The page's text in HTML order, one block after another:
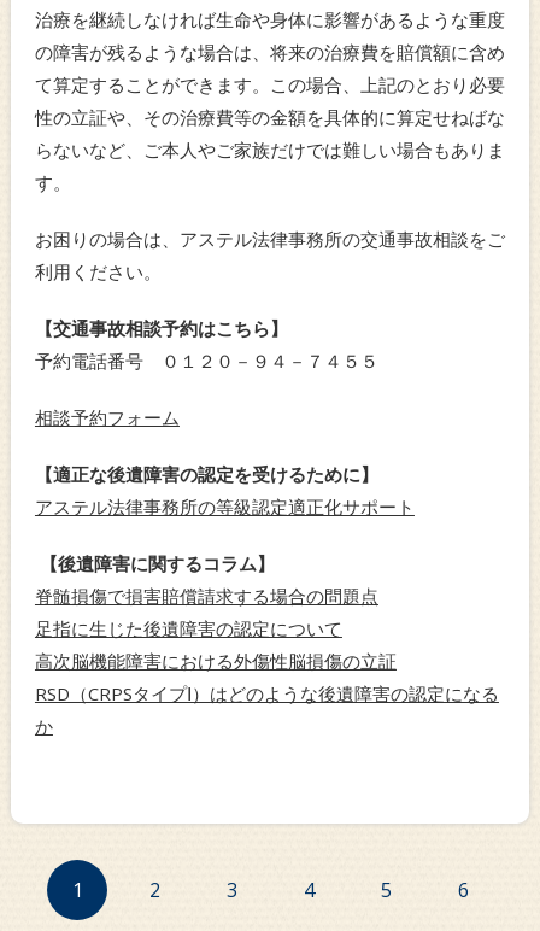
治療を継続しなければ生命や身体に影響があるような重度
の障害が残るような場合は、将来の治療費を賠償額に含め
て算定することができます。この場合、上記のとおり必要
性の立証や、その治療費等の金額を具体的に算定せねばな
らないなど、ご本人やご家族だけでは難しい場合もありま
す。
お困りの場合は、アステル法律事務所の交通事故相談をご
利用ください。
【交通事故相談予約はこちら】
予約電話番号 ０１２０－９４－７４５５
相談予約フォーム
【適正な後遺障害の認定を受けるために】
アステル法律事務所の等級認定適正化サポート
【後遺障害に関するコラム】
脊髄損傷で損害賠償請求する場合の問題点
足指に生じた後遺障害の認定について
高次脳機能障害における外傷性脳損傷の立証
RSD（CRPSタイプⅠ）はどのような後遺障害の認定になる
か
1 2 3 4 5 6